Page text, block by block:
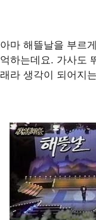
아마 해뜰날을 부르
억하는데요. 가사도
래라 생각이 되어지